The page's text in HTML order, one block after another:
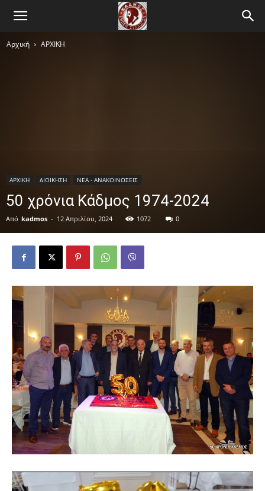
Αρχική ΑΡΧΙΚΗ
ΑΡΧΙΚΗ ΔΙΟΙΚΗΣΗ ΝΕΑ - ΑΝΑΚΟΙΝΩΣΕΙΣ
50 χρόνια Κάδμος 1974-2024
Από kadmos - 12 Απριλίου, 2024 1072 0